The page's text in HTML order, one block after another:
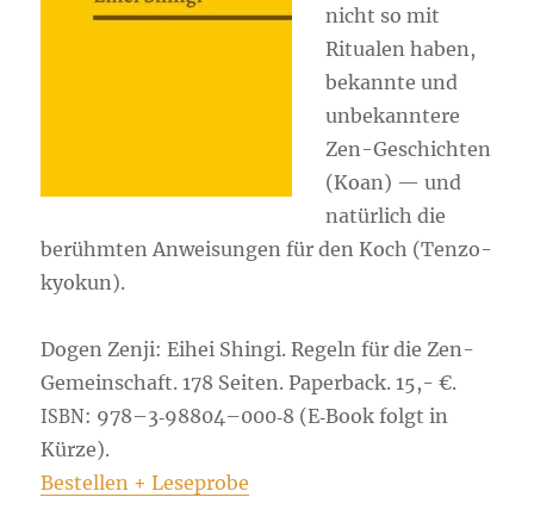
nicht so mit
Ritua­len haben,
bekann­te und
unbe­kann­te­re
Zen-Geschich­ten
(Koan) — und
natür­lich die
berühm­ten Anwei­sun­gen für den Koch (Ten­zo­
kyo­kun).
Dogen Zen­ji: Eihei Shin­gi. Regeln für die Zen-
Gemein­schaft. 178 Sei­ten. Paper­back. 15,- €.
ISBN : 978–3‑98804–000‑8 (E‑Book folgt in
Kür­ze).
Bestel­len + Leseprobe